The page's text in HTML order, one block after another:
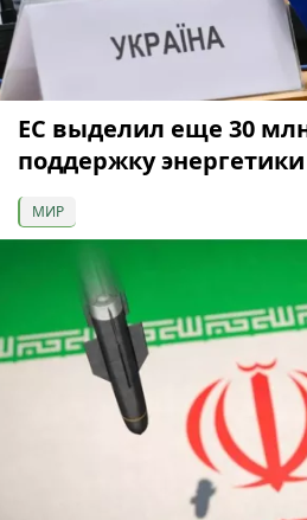
ЕС выделил еще 30
поддержку
МИР